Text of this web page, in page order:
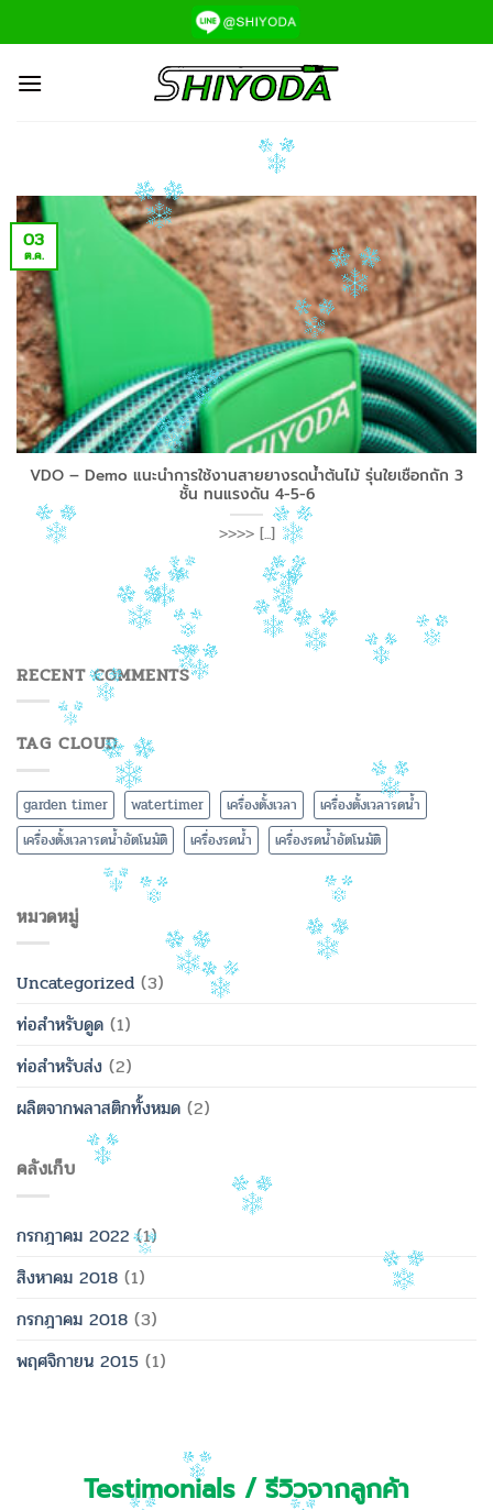
ไป
เนื้อหา
VDO – Demo แนะนำการใช้งานสายยางรดน้ำต้นไม้ รุ่นใยเชือกถัก 3
ชั้น ทนแรงดัน 4-5-6
>>>> [...]
03
ต.ค.
RECENT COMMENTS
TAG CLOUD
garden timer watertimer เครื่องตั้งเวลา
เครื่องตั้งเวลารดน้ำ
เครื่องตั้งเวลารดน้ำอัตโนมัติ
เครื่องรดน้ำ เครื่องรดน้ำอัตโนมัติ
หมวดหมู่
Uncategorized (3)
ท่อสำหรับดูด (1)
ท่อสำหรับส่ง (2)
ผลิตจากพลาสติกทั้งหมด (2)
คลังเก็บ
กรกฎาคม 2022(1)
สิงหาคม 2018 (1)
กรกฎาคม 2018 (3)
พฤศจิกายน 2015 (1)
Testimonials / รีวิวจากลูกค้า